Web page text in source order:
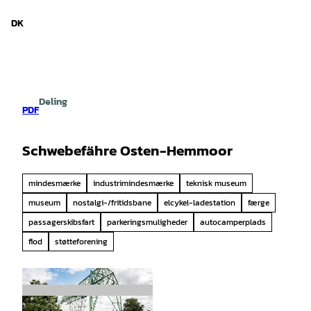
DK
PDF
Deling
Schwebefähre Osten-Hemmoor
mindesmærke industrimindesmærke
teknisk museum
museum
nostalgi-/fritidsbane elcykel-ladestation
færge
passagerskibsfart
parkeringsmuligheder
autocamperplads
flod
støtteforening